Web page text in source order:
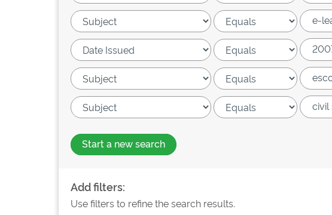
Start a new search
Add filters:
Use filters to refine the search results.